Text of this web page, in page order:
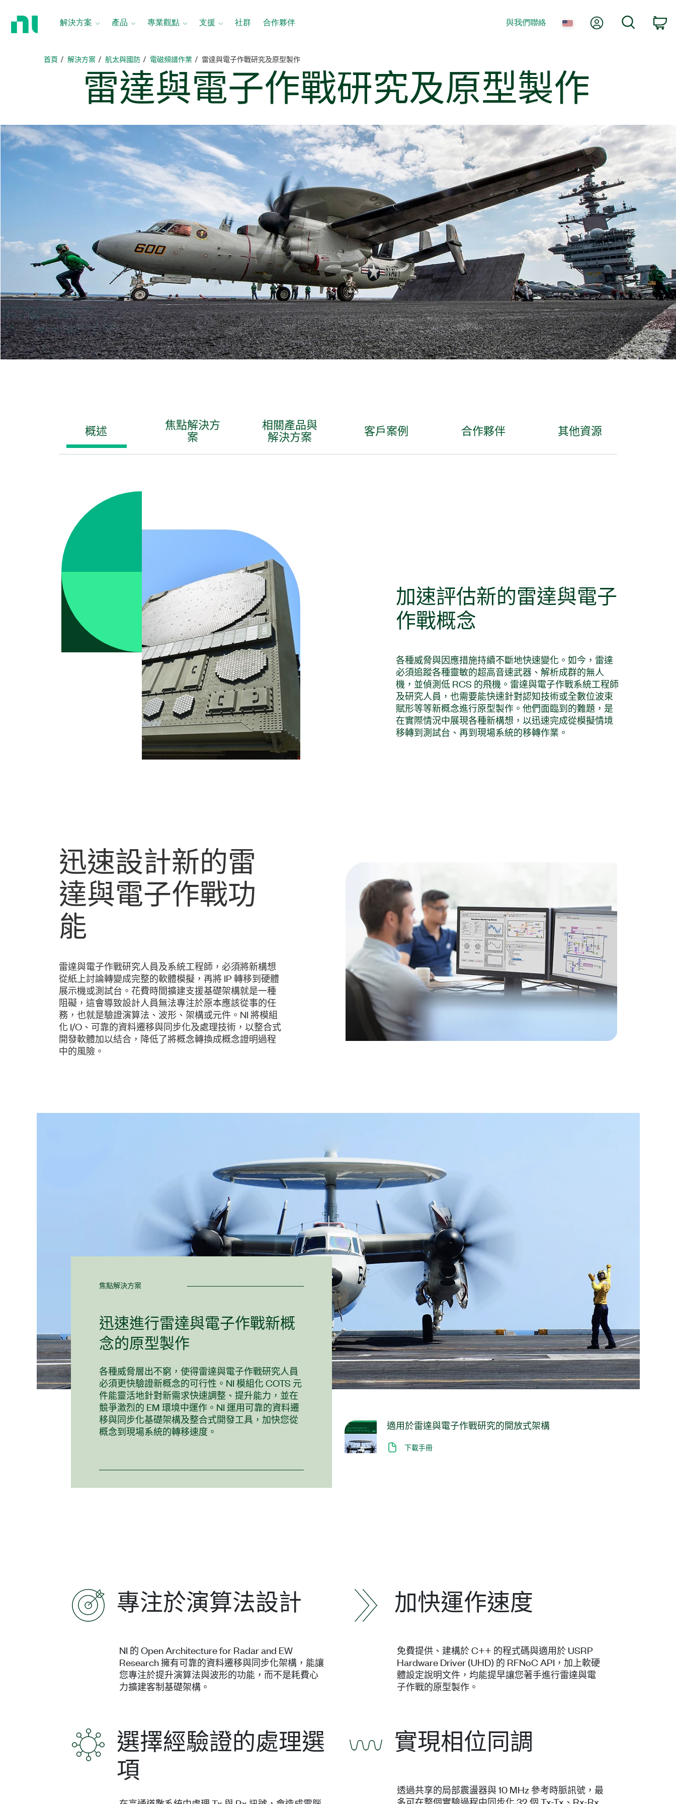
解決方案 產品 專業觀點 支援 社群 合作夥伴 與我們聯絡 我的帳號
首頁 解決方案 航太與國防 電磁頻譜作業 雷達與電子作戰研究及原型製作
雷達與電子作戰研究及原型製作
概述
焦點解決方
案
相關產品與
解決方案
客戶案例 合作夥伴 其他資源
加速評估新的雷達與電子
作戰概念
各種威脅與因應措施持續不斷地快速變化。如今，雷達
必須追蹤各種靈敏的超高音速武器、解析成群的無人
機，並偵測低 RCS 的飛機。雷達與電子作戰系統工程師
及研究人員，也需要能快速針對認知技術或全數位波束
賦形等等新概念進行原型製作。他們面臨到的難題，是
在實際情況中展現各種新構想，以迅速完成從模擬情境
移轉到測試台、再到現場系統的移轉作業。
迅速設計新的雷
達與電子作戰功
能
雷達與電子作戰研究人員及系統工程師，必須將新構想
從紙上討論轉變成完整的軟體模擬，再將 IP 轉移到硬體
展示機或測試台。花費時間擴建支援基礎架構就是一種
阻礙，這會導致設計人員無法專注於原本應該從事的任
務，也就是驗證演算法、波形、架構或元件。NI 將模組
化 I/O、可靠的資料遷移與同步化及處理技術，以整合式
開發軟體加以結合，降低了將概念轉換成概念證明過程
中的風險。
焦點解決方案
迅速進行雷達與電子作戰新概
念的原型製作
各種威脅層出不窮，使得雷達與電子作戰研究人員
必須更快驗證新概念的可行性。NI 模組化 COTS 元
件能靈活地針對新需求快速調整、提升能力，並在
競爭激烈的 EM 環境中運作。NI 運用可靠的資料遷
移與同步化基礎架構及整合式開發工具，加快您從
概念到現場系統的轉移速度。
適用於雷達與電子作戰研究的開放式架構
下載手冊
專注於演算法設計
NI 的 Open Architecture for Radar and EW
Research 擁有可靠的資料遷移與同步化架構，能讓
您專注於提升演算法與波形的功能，而不是耗費心
力擴建客制基礎架構。
加快運作速度
免費提供、建構於 C++ 的程式碼與適用於 USRP
Hardware Driver (UHD) 的 RFNoC API，加上軟硬
體設定說明文件，均能提早讓您著手進行雷達與電
子作戰的原型製作。
選擇經驗證的處理選
項
實現相位同調
透過共享的局部震盪器與 10 MHz 參考時脈訊號，最
多可在整個實驗過程中同步化 32 個 Tx-Tx、Rx-Rx